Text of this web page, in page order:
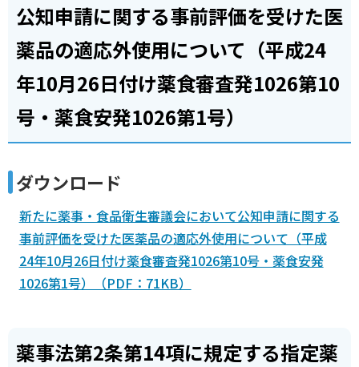
公知申請に関する事前評価を受けた医
薬品の適応外使用について（平成24
年10月26日付け薬食審査発1026第10
号・薬食安発1026第1号）
ダウンロード
新たに薬事・食品衛生審議会において公知申請に関する
事前評価を受けた医薬品の適応外使用について（平成
24年10月26日付け薬食審査発1026第10号・薬食安発
1026第1号）（PDF：71KB）
薬事法第2条第14項に規定する指定薬